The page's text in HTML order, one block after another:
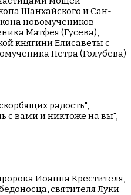
Шанхайского и Сан-
новомучеников
Матфея (Гусева),
княгини Елисаветы с
Петра (Голубева)
радость",
с вами и никтоже на вы",
Иоанна Крестителя,
святителя Луки